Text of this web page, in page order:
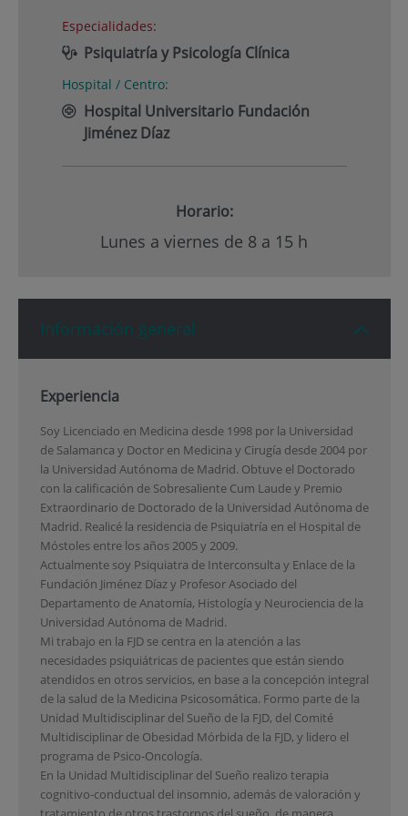
Especialidades:
Psiquiatría y Psicología Clínica
Hospital / Centro:
Hospital Universitario Fundación
Jiménez Díaz
Horario:
Lunes a viernes de 8 a 15 h
Información general
Experiencia
Soy Licenciado en Medicina desde 1998 por la Universidad
de Salamanca y Doctor en Medicina y Cirugía desde 2004 por
la Universidad Autónoma de Madrid. Obtuve el Doctorado
con la calificación de Sobresaliente Cum Laude y Premio
Extraordinario de Doctorado de la Universidad Autónoma de
Madrid. Realicé la residencia de Psiquiatría en el Hospital de
Móstoles entre los años 2005 y 2009.
Actualmente soy Psiquiatra de Interconsulta y Enlace de la
Fundación Jiménez Díaz y Profesor Asociado del
Departamento de Anatomía, Histología y Neurociencia de la
Universidad Autónoma de Madrid.
Mi trabajo en la FJD se centra en la atención a las
necesidades psiquiátricas de pacientes que están siendo
atendidos en otros servicios, en base a la concepción integral
de la salud de la Medicina Psicosomática. Formo parte de la
Unidad Multidisciplinar del Sueño de la FJD, del Comité
Multidisciplinar de Obesidad Mórbida de la FJD, y lidero el
programa de Psico-Oncología.
En la Unidad Multidisciplinar del Sueño realizo terapia
cognitivo-conductual del insomnio, además de valoración y